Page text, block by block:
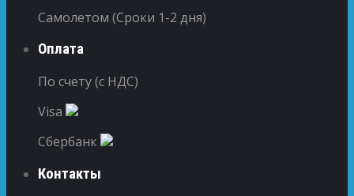
Самолетом (Сроки 1-2 дня)
Оплата
По счету (с НДС)
Visa
Сбербанк
Контакты